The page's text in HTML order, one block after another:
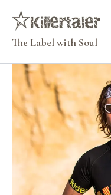
Inhalt
springen
The Label with Soul